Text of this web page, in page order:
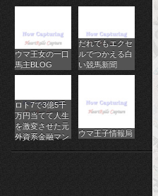
ウマ王女の一口
馬主BLOG
だれでもエクセ
ルでつかえる白
い競馬新聞
ロト7で3億5千
万円当てて人生
を激変させた元
外資系金融マン
ウマ王子情報局